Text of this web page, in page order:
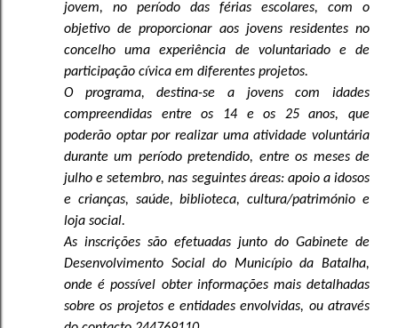
jovem, no período das férias escolares, com o
objetivo de proporcionar aos jovens residentes no
concelho uma experiência de voluntariado e de
participação cívica em diferentes projetos.
O programa, destina-se a jovens com idades
compreendidas entre os 14 e os 25 anos, que
poderão optar por realizar uma atividade voluntária
durante um período pretendido, entre os meses de
julho e setembro, nas seguintes áreas: apoio a idosos
e crianças, saúde, biblioteca, cultura/património e
loja social.
As inscrições são efetuadas junto do Gabinete de
Desenvolvimento Social do Município da Batalha,
onde é possível obter informações mais detalhadas
sobre os projetos e entidades envolvidas, ou através